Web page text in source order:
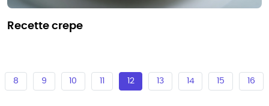
recette crepe
8 9 10 12 13 14 15 16